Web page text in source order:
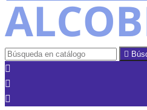



